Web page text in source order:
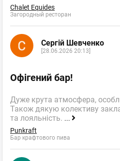
Chalet Equides
Загородный ресторан
Сергій Шевченко
[28.06.2026 20:13]
Офігений бар!
Дуже крута атмосфера,
Також дякую колективу
та лояльність. ...
Punkraft
Бар крафтового пива